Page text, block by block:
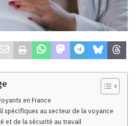
en France
spécifiques au secteur de la voyance
et de la sécurité au travail